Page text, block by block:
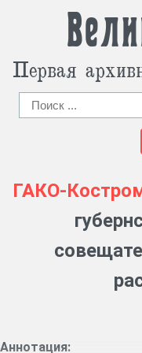
Первая
ГАКО-
Аннотация: